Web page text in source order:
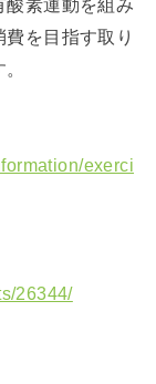
酸素運動を組み
を目指す取り
exerci
26344/